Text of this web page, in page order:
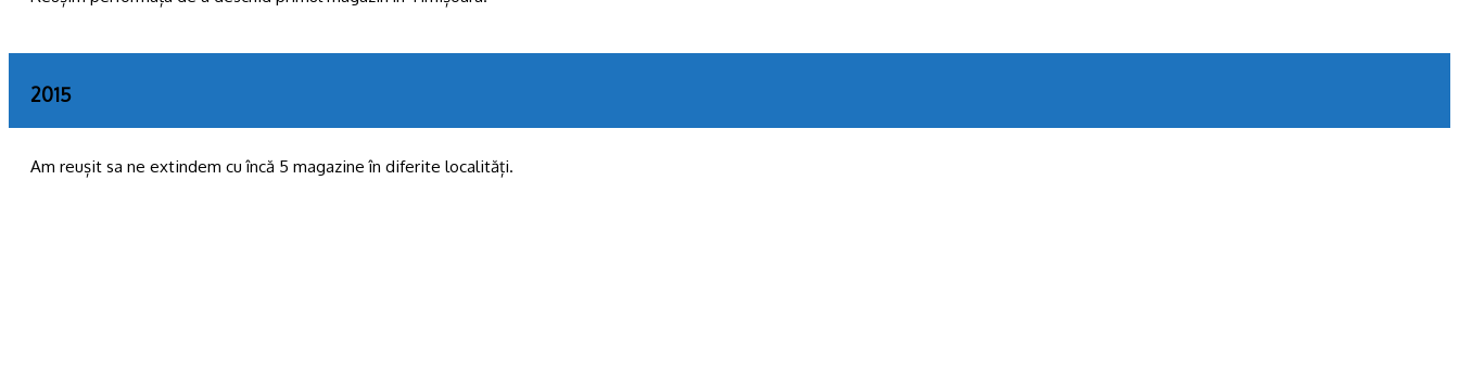
2015
Am reușit sa ne extindem cu încă 5 magazine în diferite localități.